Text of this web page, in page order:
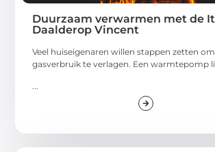
Duurzaam verwarmen met de
Daalderop Vincent
Veel huiseigenaren willen stappen zetten
gasverbruik te verlagen. Een warmtepomp
...